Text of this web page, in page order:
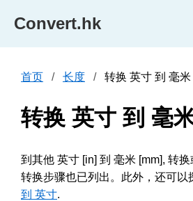
Convert.hk
首页 长度 转换 英寸 到 毫
转换 英寸 到 毫
到其他 英寸 [in] 到 毫米 [mm], 转
转换步骤也已列出。此外，还可以
到 英寸.